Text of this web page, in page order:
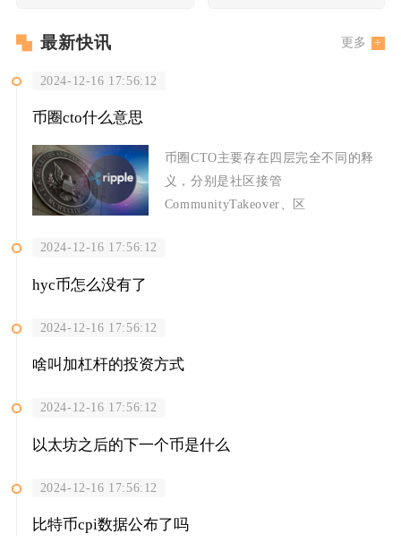
最新快讯 更多
2024-12-16 17:56:12
币圈cto什么意思
币圈CTO主要存在四层完全不同的释
义，分别是社区接管
CommunityTakeover、区
2024-12-16 17:56:12
hyc币怎么没有了
2024-12-16 17:56:12
啥叫加杠杆的投资方式
2024-12-16 17:56:12
以太坊之后的下一个币是什么
2024-12-16 17:56:12
比特币cpi数据公布了吗